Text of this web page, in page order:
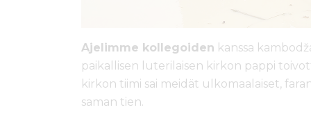
Ajelimme kollegoiden kanssa
paikallisen luterilaisen kirkon pappi
kirkon tiimi sai meidät ulkomaalaiset,
saman tien.